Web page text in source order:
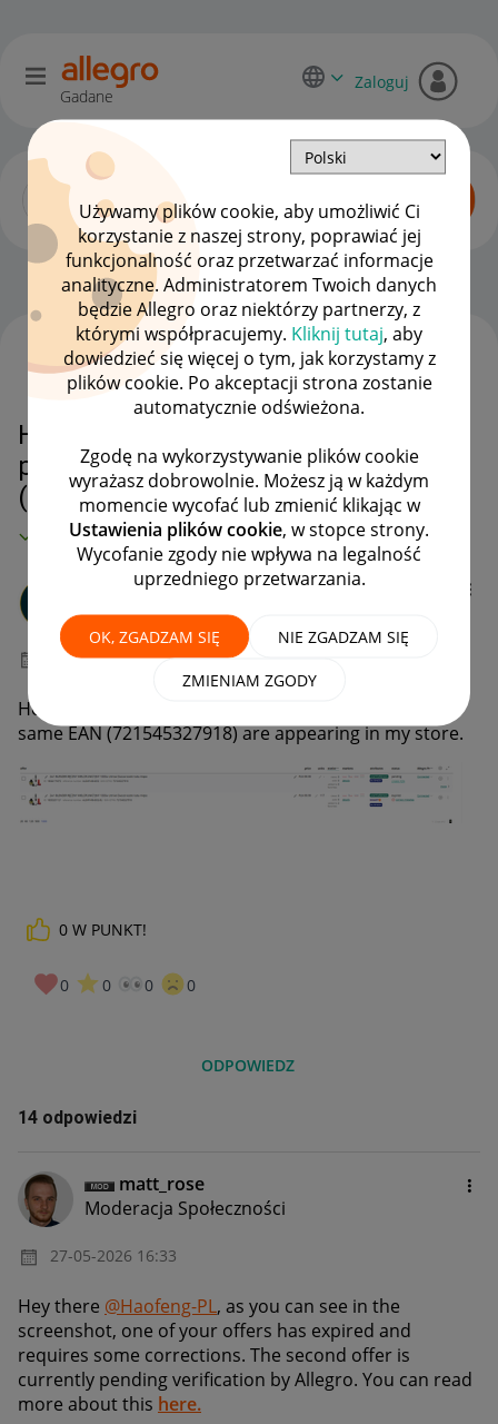
Używamy plików cookie, aby umożliwić Ci
korzystanie z naszej strony, poprawiać jej
funkcjonalność oraz przetwarzać informacje
analityczne. Administratorem Twoich danych
będzie Allegro oraz niektórzy partnerzy, z
którymi współpracujemy. Kliknij tutaj, aby
dowiedzieć się więcej o tym, jak korzystamy z
plików cookie. Po akceptacji strona zostanie
automatycznie odświeżona.
Zgodę na wykorzystywanie plików cookie
wyrażasz dobrowolnie. Możesz ją w każdym
momencie wycofać lub zmienić klikając w
Ustawienia plików cookie, w stopce strony.
Wycofanie zgody nie wpływa na legalność
uprzedniego przetwarzania.
OK, ZGADZAM SIĘ NIE ZGADZAM SIĘ
ZMIENIAM ZGODY
Gadane
Zaloguj
Początkujący sprzedawcy OPCJE
Hello, I would like to know why two
products with the same EAN
(721545327918)
MAMY ROZWIĄZANIE!
Haofeng-PL
#8 Zapaleniec
‎27-05-2026 09:23
Hello, I would like to know why two products with the
same EAN (721545327918) are appearing in my store.
0 W PUNKT!
0 0 0 0
ODPOWIEDZ
WSZYSTKIE TEMATY
14 odpowiedzi
matt_rose
Moderacja Społeczności
‎27-05-2026 16:33
Hey there @Haofeng-PL, as you can see in the
screenshot, one of your offers has expired and
requires some corrections. The second offer is
currently pending verification by Allegro. You can read
more about this here.